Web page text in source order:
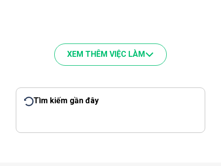
XEM THÊM VIỆC LÀM
Tìm kiếm gần đây